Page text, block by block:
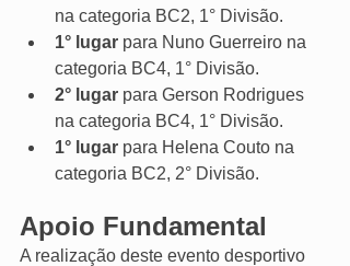
na categoria BC2, 1° Divisão.
1° lugar para Nuno Guerreiro na
categoria BC4, 1° Divisão.
2° lugar para Gerson Rodrigues
na categoria BC4, 1° Divisão.
1° lugar para Helena Couto na
categoria BC2, 2° Divisão.
Apoio Fundamental
A realização deste evento desportivo